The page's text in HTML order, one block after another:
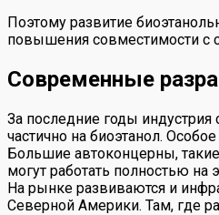
Поэтому развитие
повышения совместимости с
Современные
За последние годы
частично на биоэтанол.
Большие автоконцерны,
могут работать полностью на
На рынке развиваются и
Северной Америки. Там, где